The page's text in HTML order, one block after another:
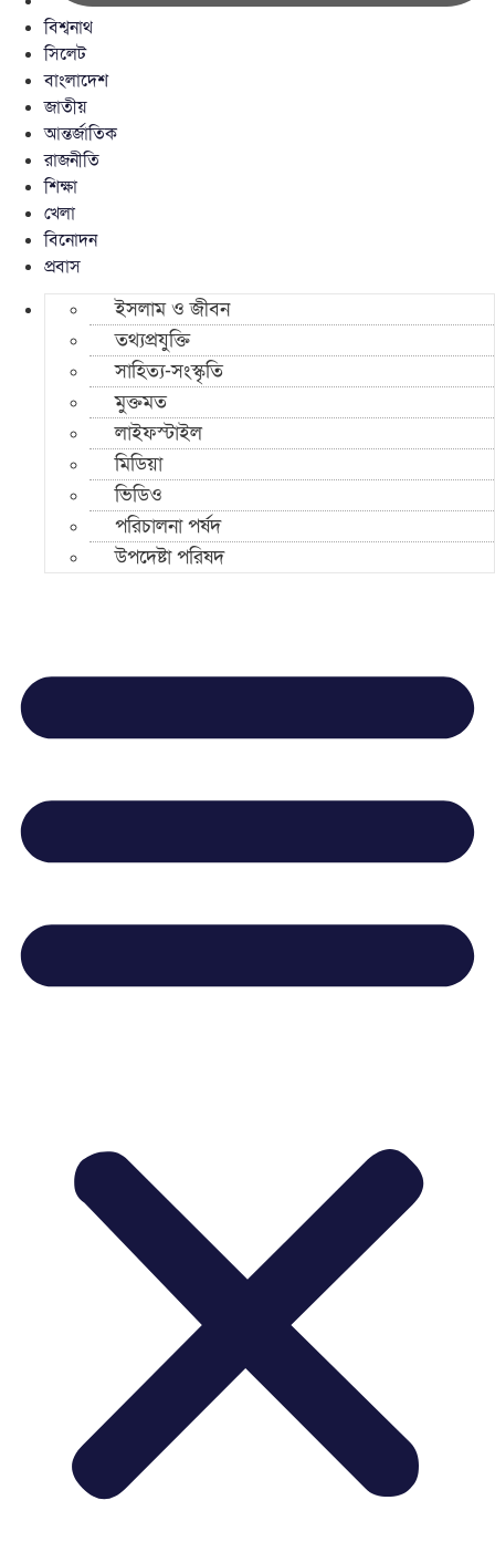
বিশ্বনাথ
সিলেট
বাংলাদেশ
জাতীয়
আন্তর্জাতিক
রাজনীতি
শিক্ষা
খেলা
বিনোদন
প্রবাস
ইসলাম ও জীবন
তথ্যপ্রযুক্তি
সাহিত্য-সংস্কৃতি
মুক্তমত
লাইফস্টাইল
মিডিয়া
ভিডিও
পরিচালনা পর্ষদ
উপদেষ্টা পরিষদ